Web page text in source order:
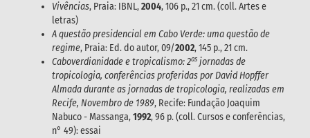
Vivências, Praia: IBNL,2004, 106 p., 21 cm. (coll. Artes e
letras)
A questão presidencial em Cabo Verde: uma questão de
regime, Praia: Ed. do autor, 09/2002, 145 p., 21 cm.
Caboverdianidade e tropicalismo: 2as jornadas de
tropicologia, conferências proferidas por David Hopffer
Almada durante as jornadas de tropicologia, realizadas em
Recife, Novembro de 1989, Recife: Fundação Joaquim
Nabuco - Massanga,1992, 96 p. (coll. Cursos e conferências,
n° 49): essai